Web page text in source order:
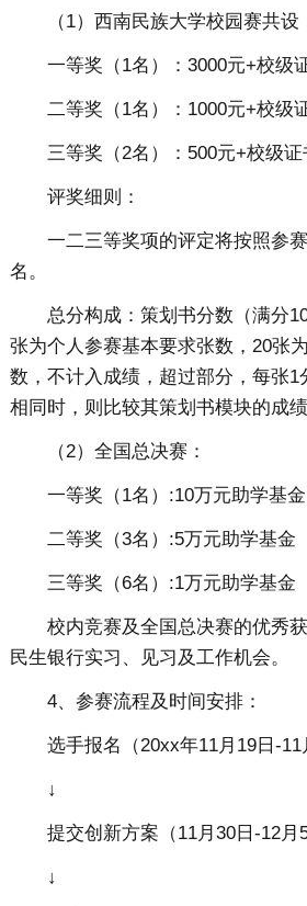
（1）西南民族大学校园赛共设
一等奖（1名）：3000元+校级
二等奖（1名）：1000元+校级
三等奖（2名）：500元+校级证
评奖细则：
一二三等奖项的评定将按照参
名。
总分构成：策划书分数（满分
张为个人参赛基本要求张数，20张
数，不计入成绩，超过部分，每张1
相同时，则比较其策划书模块的成绩
（2）全国总决赛：
一等奖（1名）:10万元助学基金
二等奖（3名）:5万元助学基金
三等奖（6名）:1万元助学基金
校内竞赛及全国总决赛的优秀
民生银行实习、见习及工作机会。
4、参赛流程及时间安排：
选手报名（20xx年11月19日-11
↓
提交创新方案（11月30日-12月5
↓